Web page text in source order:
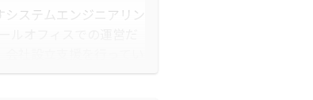
ステムエンジニアリン
ルオフィスでの運営だ
を知ることとなりまし